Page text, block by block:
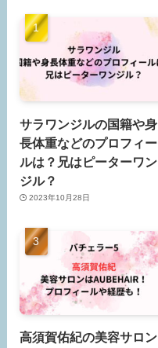
サラワンジルの国籍や身
長体重などのプロフィー
ルは？兄はピーターワン
ジル？
2023年10月28日
高須賀佑紀の美容サロン